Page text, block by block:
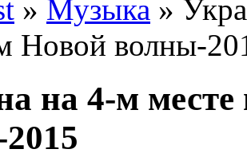
» Музыка »
Новой волны-
на 4-м